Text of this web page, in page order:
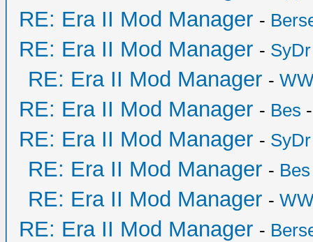
RE: Era II Mod Manager -
RE: Era II Mod Manager - SyDr
RE: Era II Mod Manager -
RE: Era II Mod Manager - Bes
RE: Era II Mod Manager - SyDr
RE: Era II Mod Manager - Bes
RE: Era II Mod Manager -
RE: Era II Mod Manager -